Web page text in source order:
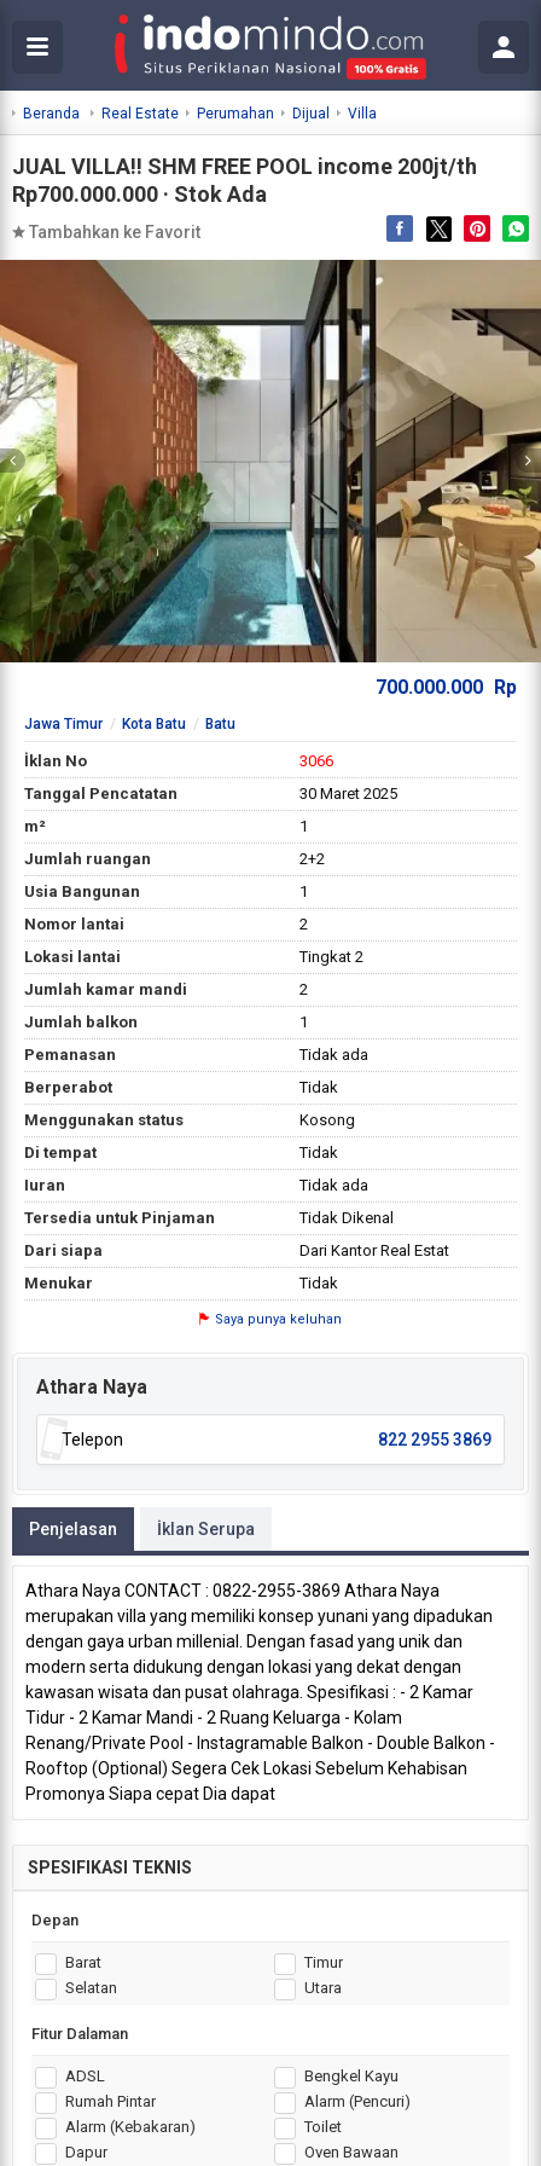
Beranda Real Estate Perumahan Dijual Villa
JUAL VILLA!! SHM FREE POOL income 200jt/th
Rp700.000.000 · Stok Ada
Tambahkan ke Favorit
700.000.000 Rp
Jawa Timur Kota Batu Batu
İklan No
3066
Tanggal Pencatatan
30 Maret 2025
m²
1
Jumlah ruangan
2+2
Usia Bangunan
1
Nomor lantai
2
Lokasi lantai
Tingkat 2
Jumlah kamar mandi
2
Jumlah balkon
1
Pemanasan
Tidak ada
Berperabot
Tidak
Menggunakan status
Kosong
Di tempat
Tidak
Iuran
Tidak ada
Tersedia untuk Pinjaman
Tidak Dikenal
Dari siapa
Dari Kantor Real Estat
Menukar
Tidak
Saya punya keluhan
Athara Naya
Telepon 822 2955 3869
Penjelasan İklan Serupa
Athara Naya CONTACT : 0822-2955-3869 Athara Naya
merupakan villa yang memiliki konsep yunani yang dipadukan
dengan gaya urban millenial. Dengan fasad yang unik dan
modern serta didukung dengan lokasi yang dekat dengan
kawasan wisata dan pusat olahraga. Spesifikasi : - 2 Kamar
Tidur - 2 Kamar Mandi - 2 Ruang Keluarga - Kolam
Renang/Private Pool - Instagramable Balkon - Double Balkon -
Rooftop (Optional) Segera Cek Lokasi Sebelum Kehabisan
Promonya Siapa cepat Dia dapat
SPESIFIKASI TEKNIS
Depan
Barat
Timur
Selatan
Utara
Fitur Dalaman
ADSL
Bengkel Kayu
Rumah Pintar
Alarm (Pencuri)
Alarm (Kebakaran)
Toilet
Dapur
Oven Bawaan